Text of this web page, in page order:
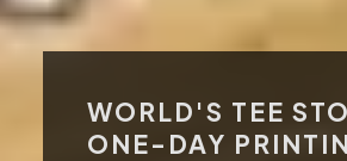
WORLD'S TEE
ONE-DAY